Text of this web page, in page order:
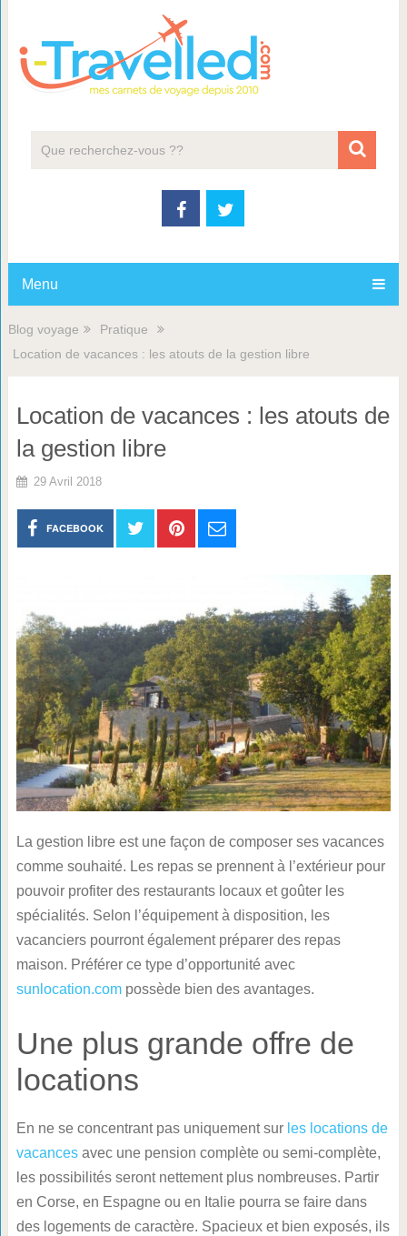
Menu
Blog voyage
Pratique
Location de vacances : les atouts de la gestion libre
Location de vacances : les atouts de
la gestion libre
29 Avril 2018
FACEBOOK
La gestion libre est une façon de composer ses vacances
comme souhaité. Les repas se prennent à l’extérieur pour
pouvoir profiter des restaurants locaux et goûter les
spécialités. Selon l’équipement à disposition, les
vacanciers pourront également préparer des repas
maison. Préférer ce type d’opportunité avec
sunlocation.compossède bien des avantages.
Une plus grande offre de
locations
En ne se concentrant pas uniquement sur les locations de
vacancesavec une pension complète ou semi-complète,
les possibilités seront nettement plus nombreuses. Partir
en Corse, en Espagne ou en Italie pourra se faire dans
des logements de caractère. Spacieux et bien exposés, ils